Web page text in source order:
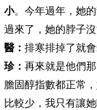
小。今年過年，她
過來了，她的脖子
醫： 排寒排掉了就會
珍：再來就是他們
膽固醇指數都正常
比較少，我只有讓